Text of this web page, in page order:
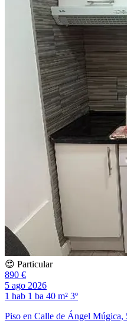
😍 Particular
890 €
5 ago 2026
1 hab 1 ba 40 m² 3º
Piso en Calle de Ángel Múgica,